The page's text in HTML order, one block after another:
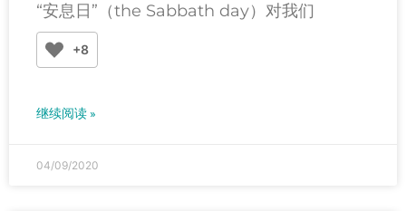
“安息日”（the Sabbath day）对我们
+8
继续阅读 »
04/09/2020